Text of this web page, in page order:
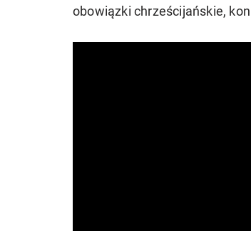
obowiązki chrześcijańskie,